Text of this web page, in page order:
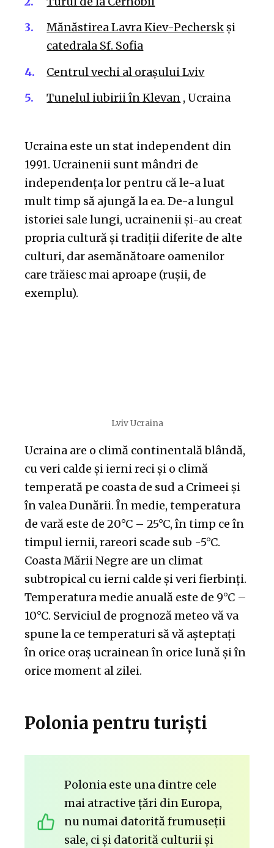
Mănăstirea Lavra Kiev-Pecherskși
catedrala Sf. Sofia
Centrul vechi al orașului Lviv
Tunelul iubirii în Klevan , Ucraina
Ucraina este un stat independent din
1991. Ucrainenii sunt mândri de
independența lor pentru că le-a luat
mult timp să ajungă la ea. De-a lungul
istoriei sale lungi, ucrainenii și-au creat
propria cultură și tradiții diferite de alte
culturi, dar asemănătoare oamenilor
care trăiesc mai aproape (rușii, de
exemplu).
Lviv Ucraina
Ucraina are o climă continentală blândă,
cu veri calde și ierni reci și o climă
temperată pe coasta de sud a Crimeei și
în valea Dunării. În medie, temperatura
de vară este de 20°C – 25°C, în timp ce în
timpul iernii, rareori scade sub -5°C.
Coasta Mării Negre are un climat
subtropical cu ierni calde și veri fierbinți.
Temperatura medie anuală este de 9°C –
10°C. Serviciul de prognoză meteo vă va
spune la ce temperaturi să vă așteptați
în orice oraș ucrainean în orice lună și în
orice moment al zilei.
Polonia pentru turiști
Polonia este una dintre cele
mai atractive țări din Europa,
nu numai datorită frumuseții
sale, ci și datorită culturii și